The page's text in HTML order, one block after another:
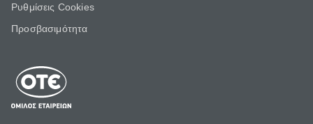
Ρυθμίσεις Cookies
Προσβασιμότητα